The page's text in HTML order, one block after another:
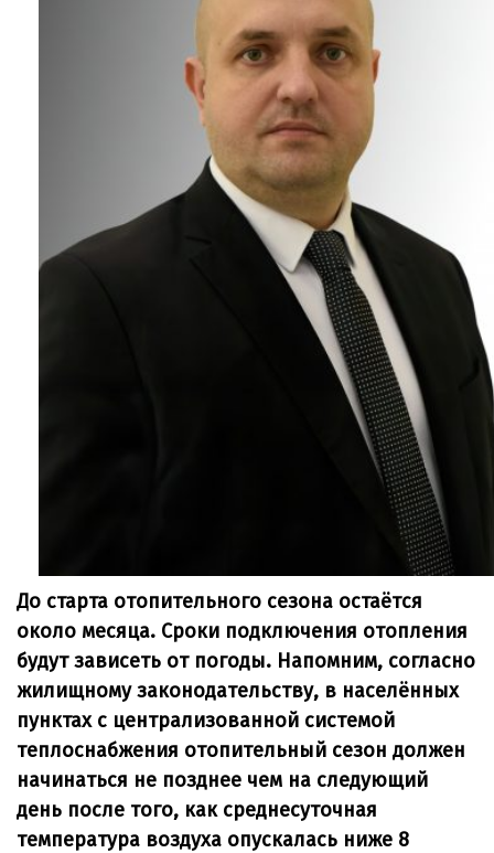
До старта отопительного сезона остаётся
около месяца. Сроки подключения отопления
будут зависеть от погоды. Напомним, согласно
жилищному законодательству, в населённых
пунктах с централизованной системой
теплоснабжения отопительный сезон должен
начинаться не позднее чем на следующий
день после того, как среднесуточная
температура воздуха опускалась ниже 8